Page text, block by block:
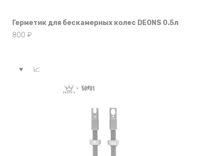
Герметик для бескамерных колес DEONS 0.5л
800 ₽